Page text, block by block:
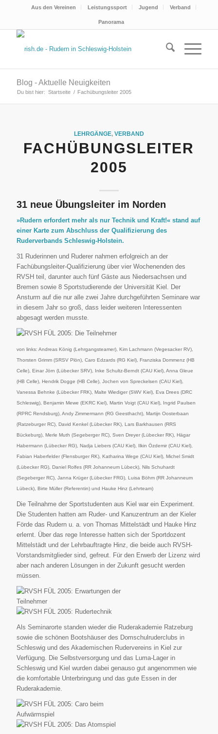
Aus den Vereinen Leistungssport Jugend Verband
Panorama
Blog - Aktuelle Neuigkeiten
Du bist hier: Startseite / Fachübungsleiter 2005
LEHRGÄNGE, VERBAND
FACHÜBUNGSLEITER
2005
31 neue Übungsleiter im Norden
»Rudern erfordert mehr als nur Technik und Kraft!« stand auf
einer Karte zum Abschluss der Qualifizierung des
Ruderverbands Schleswig-Holstein.
31 Ruderinnen und Ruderer nahmen erfolgreich an der
Fachübungsleiter-Qualifizierung über vier Wochenenden des
RVSH teil, darunter auch fünf Gäste aus Niedersachsen und
Bremen sowie 8 Sportstudierende der Universität Kiel. Der
Ansturm auf die nur alle zwei Jahre durchgeführten Seminare war
in diesem Jahr so groß, dass leider weiteren Interessenten
abgesagt werden musste.
von links: Andreas König (Lehrgangsteamer), Kim Lachmann (Vegesacker RV),
Thorsten Grimm (SRSV Plön), Caro Edzards (RG Kiel), Franziska Dommenz (HB
Celle), Einar Jörn (Lübecker SRV), Inke Schultz-Berndt (CAU Kiel), Anna Gleue
(HB Celle), Hendrik Dogge (HB Celle), Jochen von Spreckelsen (CAU Kiel),
Vanessa Behnke (Lübecker FRK), Malte Wiediger (SWV Kiel), Eva Drees (DRC
Schleswig), Benjamin Mewe (EKRC Kiel), Martin Voigt (CAU Kiel), Ingrid Paulsen
(RPRC Rendsburg), Andy Zimmermann (RG Geesthacht), Martijn Oosterbaan
(Ratzeburger RC), David Kenkel (Lübecker RK), Lars Barkhausen (RRS
Bückeburg), Merle Muth (Segeberger RC), Sven Dreyer (Lübecker RK), Hägar
Habermann (Lübecker RG), Nadja Liebers (CAU Kiel), Ilkin Özdemir (CAU Kiel),
Fabian Haberfelder (Flensburger RK), Katharina Wege (CAU Kiel), Michel Smidt
(Lübecker RG), Daniel Rolfes (RR Johanneum Lübeck), Nils Schuhardt
(Segeberger RC), Janna Krüger (Lübecker FRG), Luisa Böhm (RR Johanneum
Lübeck), Birte Müller (Referentin) und Hauke Hinz (Lehrteam)
Die Teilnahme der Sportstudenten aus Kiel war ein Experiment.
Die Studenten hatten am Ruder- und Kanuzentrum an der Kieler
Förde das Rudern u. a. von Thomas Mittelstädt und Hauke Hinz
erlernt. Über das rege Interesse hatten sich der Sportdozent
Mittelstädt und der Lehrbauftragte Hinz, die beide auch RVSH-
Vorstandsmitglieder sind, gefreut. Für den Erwerb der Lizenz wird
aber nach anderen Lösungen in der Zukunft gesucht werden
müssen.
Als Seminarorte standen wieder die Ruderakademie Ratzeburg
sowie die schönen Bootshäuser des Domschulruderclubs in
Schleswig und des Akademischen Rudervereins in Kiel zur
Verfügung. Die Selbstversorgung und das Luma-Lager in
Schleswig und Kiel wurden dabei genauso gut angenommen wie
die komfortable Unterbringung und das gute Essen in der
Ruderakademie.